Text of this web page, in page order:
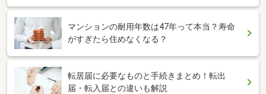
マンションの耐用年数は47年って本当？寿命
がすぎたら住めなくなる？
転居届に必要なものと手続きまとめ！転出
届・転入届との違いも解説